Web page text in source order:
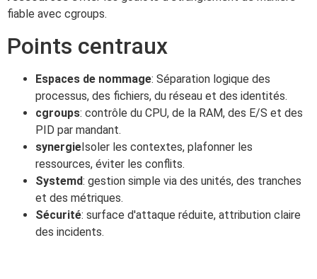
fiable avec cgroups.
Points centraux
Espaces de nommage: Séparation logique des
processus, des fichiers, du réseau et des identités.
cgroups: contrôle du CPU, de la RAM, des E/S et des
PID par mandant.
synergieIsoler les contextes, plafonner les
ressources, éviter les conflits.
Systemd: gestion simple via des unités, des tranches
et des métriques.
Sécurité: surface d'attaque réduite, attribution claire
des incidents.